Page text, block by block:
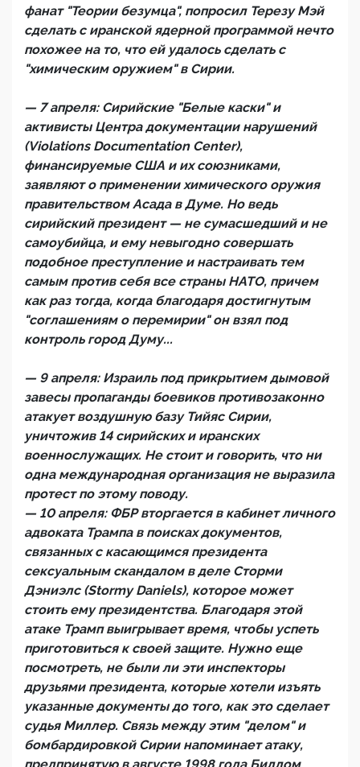
фанат "Теории безумца", попросил Терезу Мэй
сделать с иранской ядерной программой нечто
похожее на то, что ей удалось сделать с
"химическим оружием" в Сирии.
— 7 апреля: Сирийские "Белые каски" и
активисты Центра документации нарушений
(Violations Documentation Center),
финансируемые США и их союзниками,
заявляют о применении химического оружия
правительством Асада в Думе. Но ведь
сирийский президент — не сумасшедший и не
самоубийца, и ему невыгодно совершать
подобное преступление и настраивать тем
самым против себя все страны НАТО, причем
как раз тогда, когда благодаря достигнутым
"соглашениям о перемирии" он взял под
контроль город Думу...
— 9 апреля: Израиль под прикрытием дымовой
завесы пропаганды боевиков противозаконно
атакует воздушную базу Тийяс Сирии,
уничтожив 14 сирийских и иранских
военнослужащих. Не стоит и говорить, что ни
одна международная организация не выразила
протест по этому поводу.
— 10 апреля: ФБР вторгается в кабинет личного
адвоката Трампа в поисках документов,
связанных с касающимся президента
сексуальным скандалом в деле Сторми
Дэниэлс (Stormy Daniels), которое может
стоить ему президентства. Благодаря этой
атаке Трамп выигрывает время, чтобы успеть
приготовиться к своей защите. Нужно еще
посмотреть, не были ли эти инспекторы
друзьями президента, которые хотели изъять
указанные документы до того, как это сделает
судья Миллер. Связь между этим "делом" и
бомбардировкой Сирии напоминает атаку,